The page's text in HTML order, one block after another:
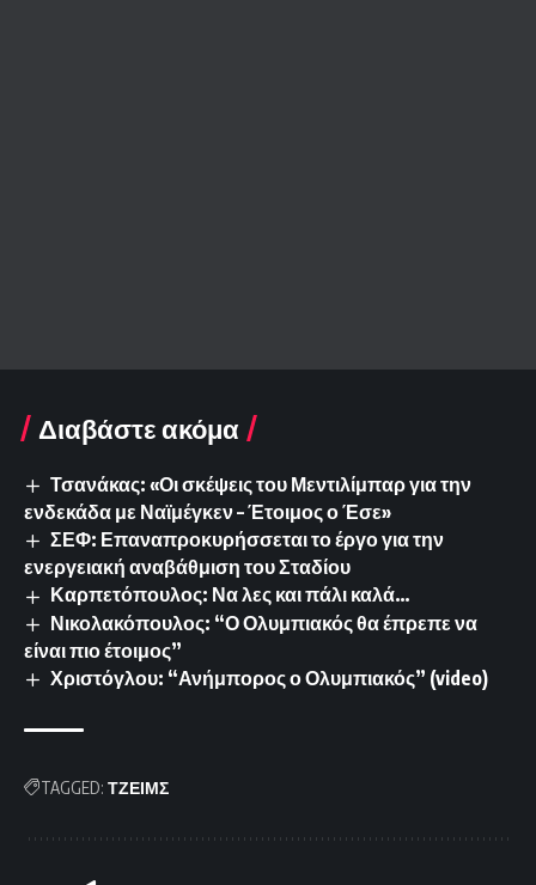
Διαβάστε ακόμα
Τσανάκας: «Οι σκέψεις του Μεντιλίμπαρ για την
ενδεκάδα με Ναϊμέγκεν – Έτοιμος ο Έσε»
ΣΕΦ: Επαναπροκυρήσσεται το έργο για την
ενεργειακή αναβάθμιση του Σταδίου
Καρπετόπουλος: Να λες και πάλι καλά…
Νικολακόπουλος: “Ο Ολυμπιακός θα έπρεπε να
είναι πιο έτοιμος”
Χριστόγλου: “Ανήμπορος ο Ολυμπιακός” (video)
TAGGED: ΤΖΕΙΜΣ